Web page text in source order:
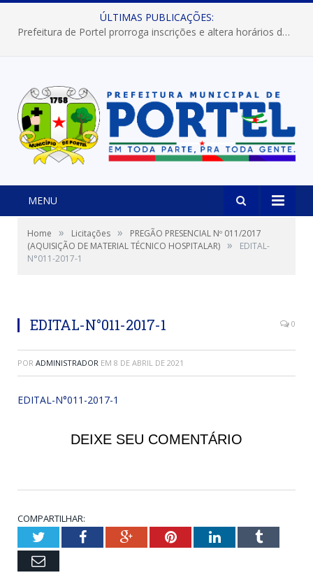
ÚLTIMAS PUBLICAÇÕES:
Prefeitura de Portel prorroga inscrições e altera horários dos concursos “Musa” e “Miss Mix Verão 2026”
MENU
Home » Licitações »
PREGÃO PRESENCIAL Nº 011/2017
(AQUISIÇÃO DE MATERIAL TÉCNICO HOSPITALAR) »
EDITAL-
N°011-2017-1
EDITAL-N°011-2017-1 0
POR ADMINISTRADOR EM 8 DE ABRIL DE 2021
EDITAL-N°011-2017-1
DEIXE SEU COMENTÁRIO
COMPARTILHAR:
TwitterFacebookGoogle+PinterestLinkedInTumblr
Email